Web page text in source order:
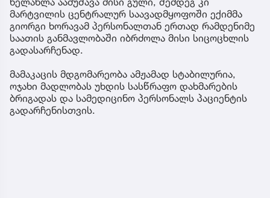
მარტვილის ცენტრალურ საავადმყოფოში ექიმმა
გიორგი ხორავამ პერსონალთან ერთად რამდენიმე
საათის განმავლობაში იბრძოლა მისი სიცოცხლის
გადასარჩენად.
მამაკაცის მდგომარეობა ამჟამად სტაბილურია,
ოჯახი მადლობას უხდის სასწრაფო დახმარების
ბრიგადას და სამედიცინო პერსონალს პაციენტის
გადარჩენისთვის.